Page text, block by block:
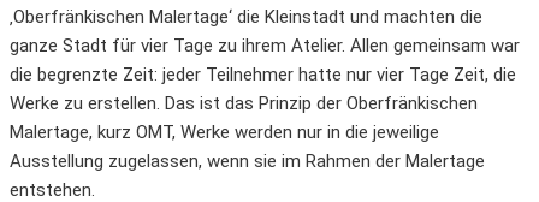
‚Oberfränkischen Malertage‘ die Kleinstadt und machten die
ganze Stadt für vier Tage zu ihrem Atelier. Allen gemeinsam war
die begrenzte Zeit: jeder Teilnehmer hatte nur vier Tage Zeit, die
Werke zu erstellen. Das ist das Prinzip der Oberfränkischen
Malertage, kurz OMT, Werke werden nur in die jeweilige
Ausstellung zugelassen, wenn sie im Rahmen der Malertage
entstehen.